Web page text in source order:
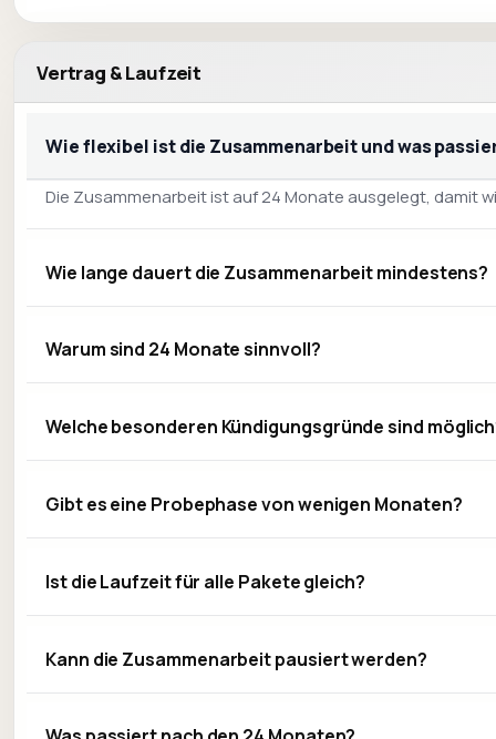
Vertrag & Laufzeit
Wie flexibel ist die Zusammenarbeit und was
Die Zusammenarbeit ist auf 24 Monate ausgelegt, damit
Wie lange dauert die Zusammenarbeit mindestens?
Warum sind 24 Monate sinnvoll?
Welche besonderen Kündigungsgründe sind
Gibt es eine Probephase von wenigen Monaten?
Ist die Laufzeit für alle Pakete gleich?
Kann die Zusammenarbeit pausiert werden?